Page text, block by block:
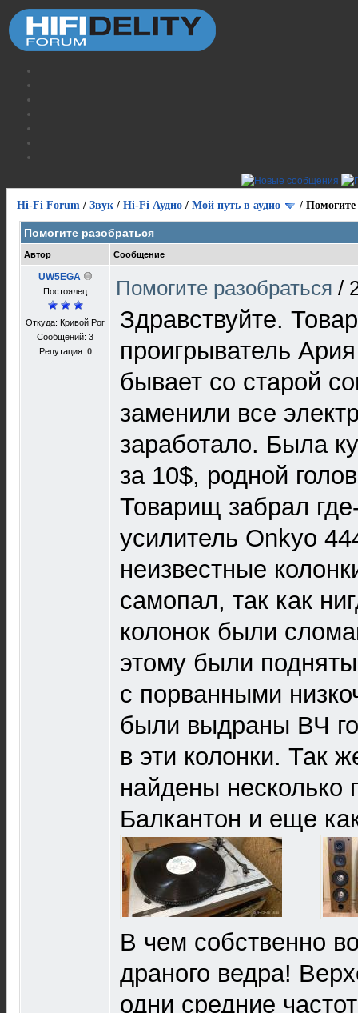
Hi-Fi Forum / Звук / Hi-Fi Аудио / Мой путь в аудио / Помогите
Помогите разобраться
Автор Сообщение
UW5EGA
Постоялец
Откуда: Кривой Рог
Сообщений: 3
Репутация: 0
Помогите разобраться /
Здравствуйте.
проигрыватель
бывает со старой
заменили все
заработало. Была
за 10$, родной
Товарищ забрал
усилитель Onkyo
неизвестные
самопал, так как
колонок были
этому были
с порванными
были выдраны ВЧ
в эти колонки. Так
найдены несколько
Балкантон и еще
В чем собственно
драного ведра!
одни средние